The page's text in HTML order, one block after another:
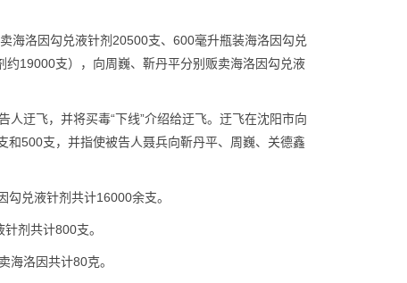
海洛因勾兑液针剂20500支、600毫升瓶装海洛因勾兑
19000支），向周巍、靳丹平分别贩卖海洛因勾兑液
迂飞，并将买毒“下线”介绍给迂飞。迂飞在沈阳市向
500支，并指使被告人聂兵向靳丹平、周巍、关德鑫
兑液针剂共计16000余支。
剂共计800支。
海洛因共计80克。